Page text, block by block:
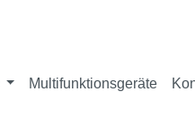
Multifunktionsgeräte